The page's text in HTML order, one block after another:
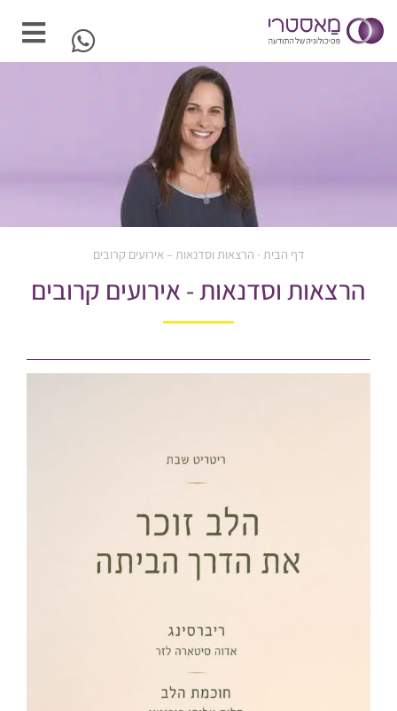
דף הבית ∙ הרצאות וסדנאות – אירועים קרובים
הרצאות וסדנאות​ - אירועים קרובים